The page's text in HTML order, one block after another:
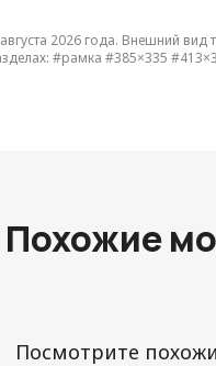
2026 года. Внешний вид
#рамка #385×335
Похожие
Посмотрите